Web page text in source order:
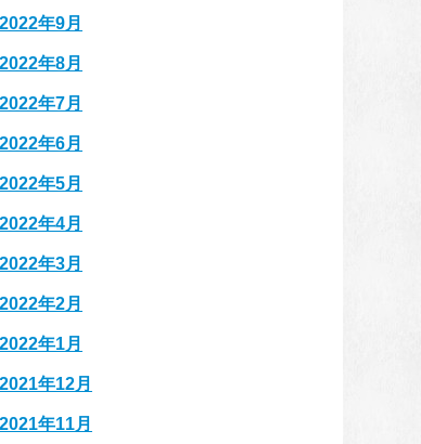
2022年9月
2022年8月
2022年7月
2022年6月
2022年5月
2022年4月
2022年3月
2022年2月
2022年1月
2021年12月
2021年11月